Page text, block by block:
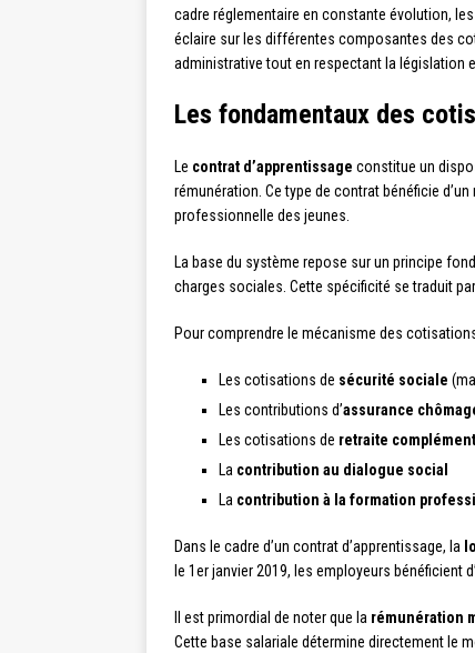
cadre réglementaire en constante évolution,
éclaire sur les différentes composantes des
administrative tout en respectant la législation
Les fondamentaux des
Le contrat d’apprentissage constitue un
rémunération. Ce type de contrat bénéficie
professionnelle des jeunes.
La base du système repose sur un principe
charges sociales. Cette spécificité se traduit
Pour comprendre le mécanisme des
Les cotisations de sécurité sociale
Les contributions d’assurance
Les cotisations de retraite
La contribution au dialogue social
La contribution à la formation
Dans le cadre d’un contrat d’apprentissage, la
le 1er janvier 2019, les employeurs
Il est primordial de noter que la rémunération
Cette base salariale détermine directement le